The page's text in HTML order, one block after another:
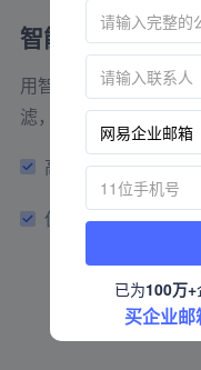
智能过滤垃圾邮
用智能化算法驱动反
滤，全程无需用户参
高性能反垃圾引擎
伪造邮件自动提醒
已为100万+
买企业邮